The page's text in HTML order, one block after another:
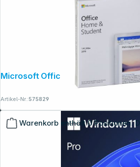
Warenkorb enthält 0 Positionen.
Microsoft Office 2019 Home &
Artikel-Nr.:575829
Copyright © 2001 - 2026 dexxIT. Alle